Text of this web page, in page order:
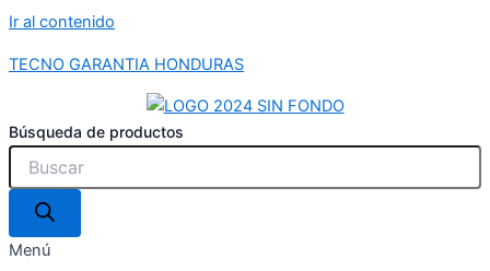
Ir al contenido
TECNO GARANTIA HONDURAS
Búsqueda de productos
Menú